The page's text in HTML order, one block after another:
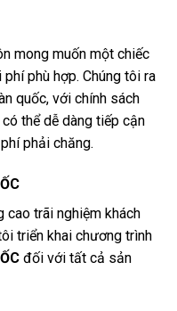
mong muốn một chiếc
phù hợp. Chúng tôi ra
quốc, với chính sách
thể dễ dàng tiếp cận
phải chăng.
cao trãi nghiệm khách
triển khai chương trình
đối với tất cả sản